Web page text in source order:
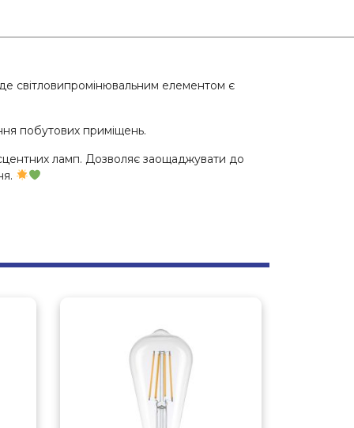
світловипромінювальним елементом є
побутових приміщень.
ламп. Дозволяє заощаджувати до